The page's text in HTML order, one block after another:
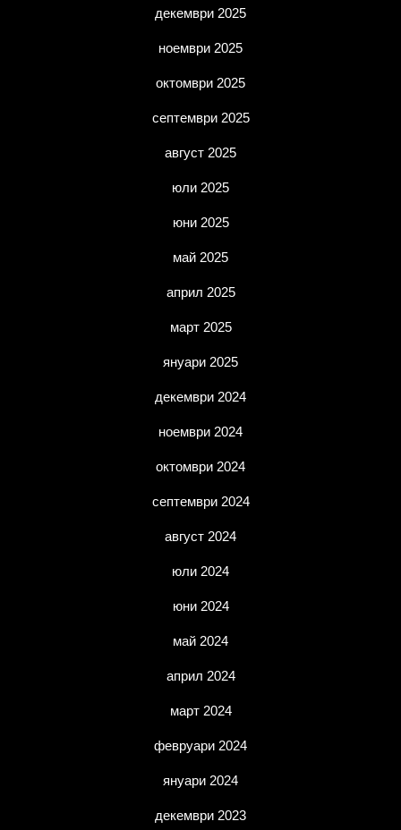
декември 2025
ноември 2025
октомври 2025
септември 2025
август 2025
юли 2025
юни 2025
май 2025
април 2025
март 2025
януари 2025
декември 2024
ноември 2024
октомври 2024
септември 2024
август 2024
юли 2024
юни 2024
май 2024
април 2024
март 2024
февруари 2024
януари 2024
декември 2023